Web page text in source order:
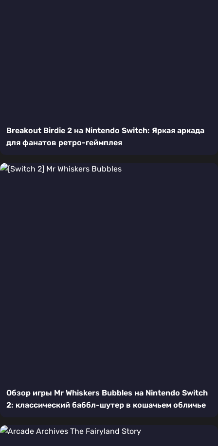
Breakout Birdie 2 на Nintendo Switch: Яркая аркада
для фанатов ретро-геймплея
Обзор игры Mr Whiskers Bubbles на Nintendo Switch
2: классический баббл-шутер в кошачьем обличье